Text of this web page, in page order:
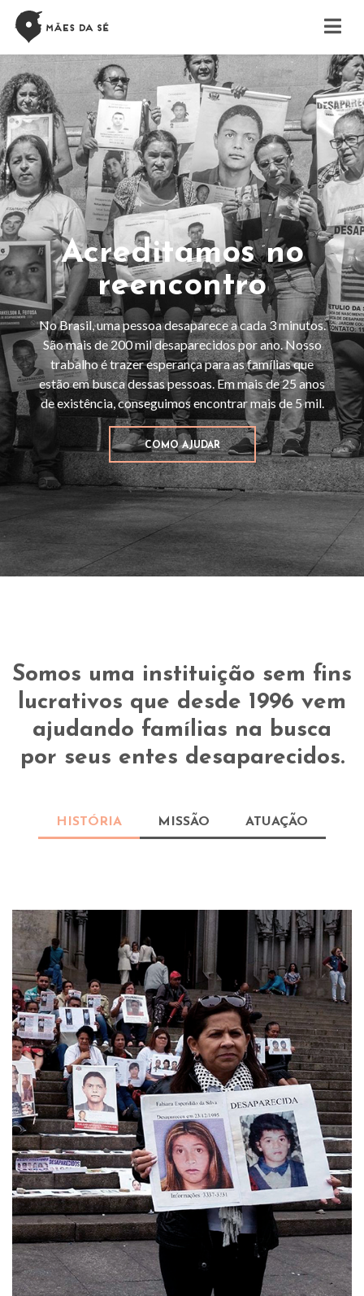
Acreditamos no
reencontro
No Brasil, uma pessoa desaparece a cada 3 minutos.
São mais de 200 mil desaparecidos por ano. Nosso
trabalho é trazer esperança para as famílias que
estão em busca dessas pessoas. Em mais de 25 anos
de existência, conseguimos encontrar mais de 5 mil.
COMO AJUDAR
Somos uma instituição sem fins
lucrativos que desde 1996 vem
ajudando famílias na busca
por seus entes desaparecidos.
HISTÓRIA MISSÃO ATUAÇÃO